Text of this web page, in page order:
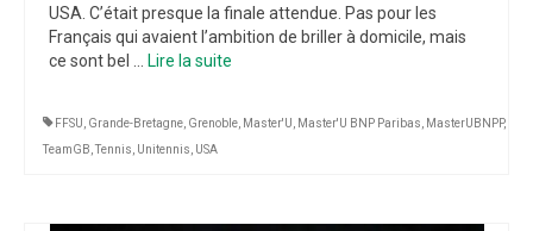
USA. C’était presque la finale attendue. Pas pour les
Français qui avaient l’ambition de briller à domicile, mais
ce sont bel …
Lire la suite­­
FFSU Grande-Bretagne Grenoble Master'U Master'U BNP Paribas MasterUBNPP,
TeamGB ,Tennis Unitennis USA